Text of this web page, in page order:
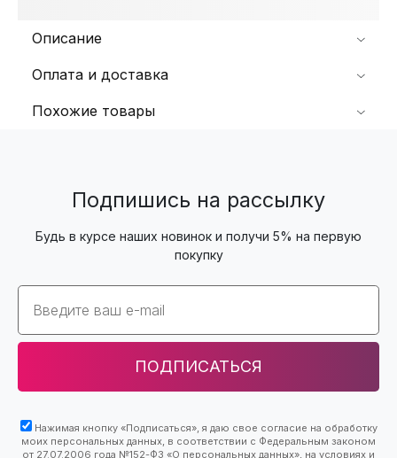
Описание
Оплата и доставка
Похожие товары
Подпишись на рассылку
Будь в курсе наших новинок и получи 5% на первую
покупку
Email
ПОДПИСАТЬСЯ
Нажимая кнопку «Подписаться», я даю свое согласие на обработку
моих персональных данных, в соответствии с Федеральным законом
от 27.07.2006 года №152-ФЗ «О персональных данных», на условиях и